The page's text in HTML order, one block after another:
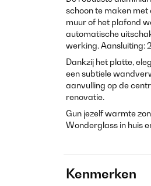
schoon te maken
muur of het plafond
automatische
werking. Aansluiting:
Dankzij het platte,
een subtiele
aanvulling op de
renovatie.
Gun jezelf warmte
Wonderglass in huis
Kenmerken